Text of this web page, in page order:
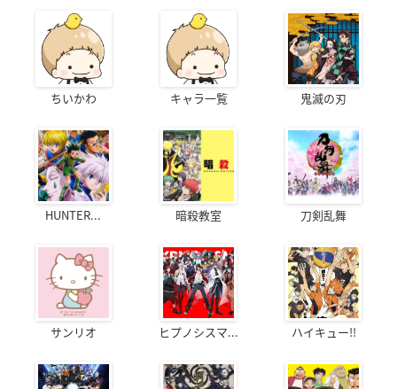
ちいかわ キャラ一覧 鬼滅の刃
HUNTER... 暗殺教室 刀剣乱舞
サンリオ ヒプノシスマ... ハイキュー!!